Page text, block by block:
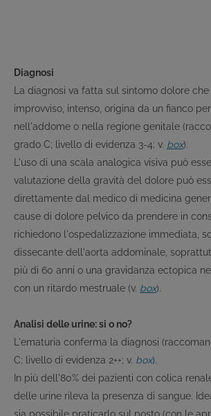
Diagnosi
La diagnosi va fatta sul sintomo dolore
improvviso, intenso, origina da un fianco
nell'addome o nella regione genitale
grado C; livello di evidenza 3-4; v. box).
L'uso di una scala analogica visiva può
valutazione della gravità del dolore può
direttamente dal medico di medicina
cause di dolore pelvico da prendere in
richiedono l'ospedalizzazione immediata,
dissecante dell'aorta addominale,
più di 60 anni o una gravidanza ectopica
con un ritardo mestruale (v. box).
Analisi delle urine: si o no?
L'ematuria conferma la diagnosi
C; livello di evidenza 2++; v. box).
In più dell'80% dei pazienti con colica
delle urine rileva la presenza di sangue.